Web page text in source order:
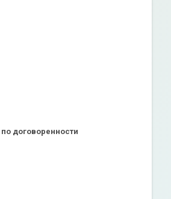
по договоренности